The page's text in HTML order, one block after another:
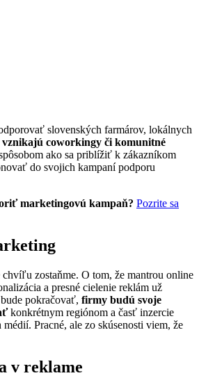
slovenských farmárov, lokálnych
vznikajú coworkingy či komunitné
ako sa priblížiť k zákazníkom
do svojich kampaní podporu
marketingovú kampaň? Pozrite sa
zostaňme. O tom, že mantrou online
a presné cielenie reklám už
pokračovať, firmy budú svoje
konkrétnym regiónom a časť inzercie
Pracné, ale zo skúsenosti viem, že
v reklame